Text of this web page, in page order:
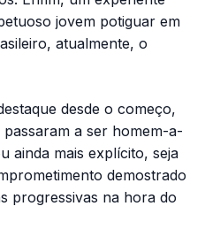
jovem potiguar em
atualmente, o
desde o começo,
a ser homem-a-
ainda mais explícito, seja
demostrado
progressivas na hora do